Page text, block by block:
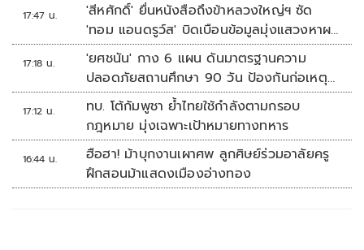
17:47 น.
'สีหศักดิ์' ยื่นหนังสือถึงข้าหลวงใหญ่ฯ ซัด
'ทอม แอนดรูว์ส' บิดเบือนข้อมูลมุ่งแสวงหาผล
ประโยชน์ทางการเมือง
17:18 น.
'ยศชนัน' กาง 6 แผน ดันมาตรฐานความ
ปลอดภัยสถานศึกษา 90 วัน ป้องกันก่อเหตุ
รุนแรง
17:12 น.
ทบ. โต้กัมพูชา ย้ำไทยใช้กำลังตามกรอบ
กฎหมาย มุ่งเฉพาะเป้าหมายทางทหาร
16:44 น.
ฮือฮา! ม้าบุกงานเผาศพ ลูกศิษย์ร่วมอาลัยครู
ฝึกสอนม้าแสดงเมืองอ่างทอง